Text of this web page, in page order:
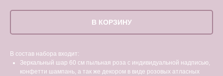
В КОРЗИНУ
В состав набора входит:
Зеркальный шар 60 см пыльная роза с индивидуальной надписью,
конфетти шампань, а так же декором в виде розовых атласных